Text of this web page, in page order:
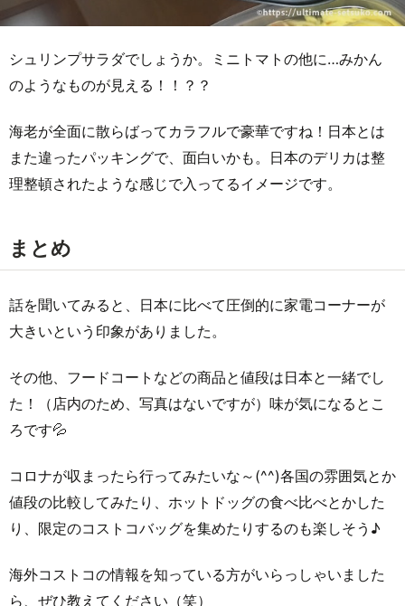
シュリンプサラダでしょうか。ミニトマトの他に…みかん
のようなものが見える！！？？
海老が全面に散らばってカラフルで豪華ですね！日本とは
また違ったパッキングで、面白いかも。日本のデリカは整
理整頓されたような感じで入ってるイメージです。
まとめ
話を聞いてみると、日本に比べて圧倒的に家電コーナーが
大きいという印象がありました。
その他、フードコートなどの商品と値段は日本と一緒でし
た！（店内のため、写真はないですが）味が気になるとこ
ろです💦
コロナが収まったら行ってみたいな～(^^)各国の雰囲気とか
値段の比較してみたり、ホットドッグの食べ比べとかした
り、限定のコストコバッグを集めたりするのも楽しそう♪
海外コストコの情報を知っている方がいらっしゃいました
ら、ぜひ教えてください（笑）